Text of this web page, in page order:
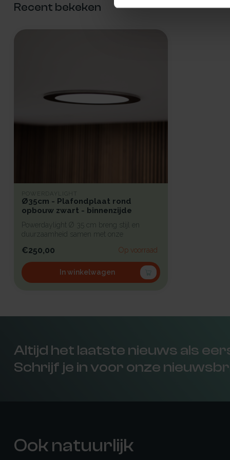
Recent bekeken
POWERDAYLIGHT
Ø35cm - Plafondplaat rond
opbouw zwart - binnenzijde
Powerdaylight Ø 35 cm breng stijl en
duurzaamheid samen met onze
€250,00 Op voorraad
In winkelwagen
Altijd het laatste nieuws als
Schrijf je in voor onze
Ook natuurlijk